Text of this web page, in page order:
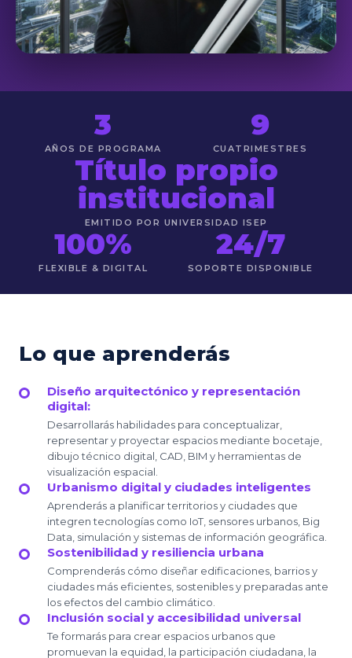
3
AÑOS DE PROGRAMA
9
CUATRIMESTRES
Título propio
institucional
EMITIDO POR UNIVERSIDAD ISEP
100%
FLEXIBLE & DIGITAL
24/7
SOPORTE DISPONIBLE
Lo que aprenderás
Diseño arquitectónico y representación
digital:
Desarrollarás habilidades para conceptualizar,
representar y proyectar espacios mediante bocetaje,
dibujo técnico digital, CAD, BIM y herramientas de
visualización espacial.
Urbanismo digital y ciudades inteligentes
Aprenderás a planificar territorios y ciudades que
integren tecnologías como IoT, sensores urbanos, Big
Data, simulación y sistemas de información geográfica.
Sostenibilidad y resiliencia urbana
Comprenderás cómo diseñar edificaciones, barrios y
ciudades más eficientes, sostenibles y preparadas ante
los efectos del cambio climático.
Inclusión social y accesibilidad universal
Te formarás para crear espacios urbanos que
promuevan la equidad, la participación ciudadana, la